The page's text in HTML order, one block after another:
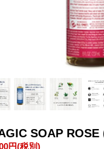
SOAP
円(税別)